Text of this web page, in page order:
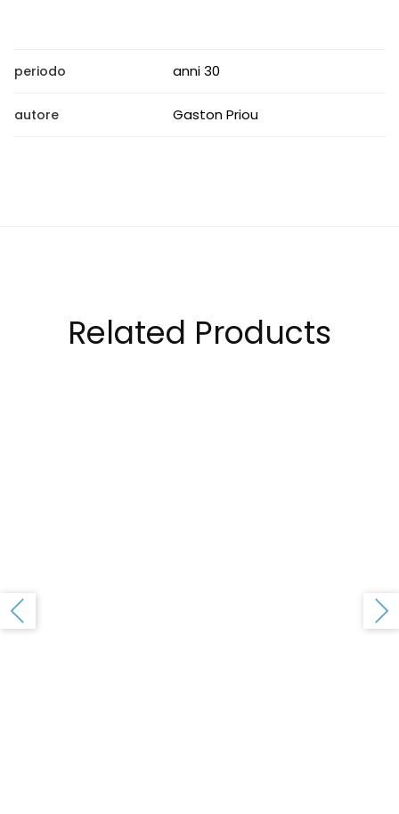
periodo anni 30
autore Gaston Priou
Related Products